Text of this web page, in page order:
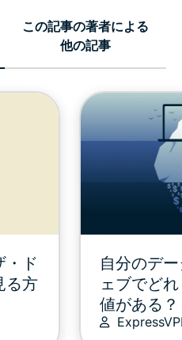
この記事の著者による
他の記事
・ド
る方
自分のデ
ェブでど
値がある？